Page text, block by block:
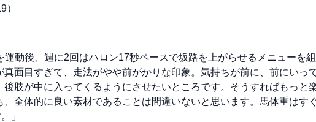
運動後、週に2回はハロン17秒ペースで坂路を上がらせるメニューを
面目すぎて、走法がやや前がかりな印象。気持ちが前に、前にいっ
肢が中に入ってくるようにさせたいところです。そうすればもっと
全体的に良い素材であることは間違いないと思います。馬体重はす
」